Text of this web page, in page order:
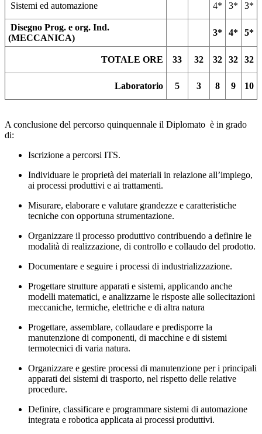
Sistemi ed automazione 4* 3* 3*
Disegno Prog. e org. Ind.
(MECCANICA)
3* 4* 5*
TOTALE ORE 33 32 32 32 32
Laboratorio 5 3 8 9 10
A conclusione del percorso quinquennale il Diplomato è in grado
di:
Iscrizione a percorsi ITS.
Individuare le proprietà dei materiali in relazione all’impiego,
ai processi produttivi e ai trattamenti.
Misurare, elaborare e valutare grandezze e caratteristiche
tecniche con opportuna strumentazione.
Organizzare il processo produttivo contribuendo a definire le
modalità di realizzazione, di controllo e collaudo del prodotto.
Documentare e seguire i processi di industrializzazione.
Progettare strutture apparati e sistemi, applicando anche
modelli matematici, e analizzarne le risposte alle sollecitazioni
meccaniche, termiche, elettriche e di altra natura
Progettare, assemblare, collaudare e predisporre la
manutenzione di componenti, di macchine e di sistemi
termotecnici di varia natura.
Organizzare e gestire processi di manutenzione per i principali
apparati dei sistemi di trasporto, nel rispetto delle relative
procedure.
Definire, classificare e programmare sistemi di automazione
integrata e robotica applicata ai processi produttivi.